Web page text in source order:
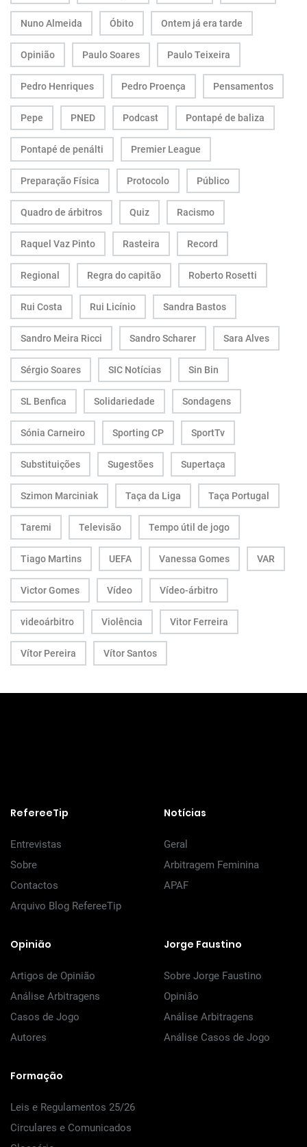
Nuno Almeida Óbito Ontem já era tarde
Opinião Paulo Soares Paulo Teixeira
Pedro Henriques Pedro Proença Pensamentos
Pepe PNED Podcast Pontapé de baliza
Pontapé de penálti Premier League
Preparação Física Protocolo Público
Quadro de árbitros Quiz Racismo
Raquel Vaz Pinto Rasteira Record
Regional Regra do capitão Roberto Rosetti
Rui Costa Rui Licínio Sandra Bastos
Sandro Meira Ricci Sandro Scharer Sara Alves
Sérgio Soares SIC Notícias Sin Bin
SL Benfica Solidariedade Sondagens
Sónia Carneiro Sporting CP SportTv
Substituições Sugestões Supertaça
Szimon Marciniak Taça da Liga Taça Portugal
Taremi Televisão Tempo útil de jogo
Tiago Martins UEFA Vanessa Gomes VAR
Victor Gomes Vídeo Vídeo-árbitro
videoárbitro Violência Vitor Ferreira
Vítor Pereira Vítor Santos
RefereeTip
Entrevistas
Sobre
Contactos
Arquivo Blog RefereeTip
Notícias
Geral
Arbitragem Feminina
APAF
Opinião
Artigos de Opinião
Análise Arbitragens
Casos de Jogo
Autores
Jorge Faustino
Sobre Jorge Faustino
Opinião
Análise Arbitragens
Análise Casos de Jogo
Formação
Leis e Regulamentos 25/26
Circulares e Comunicados